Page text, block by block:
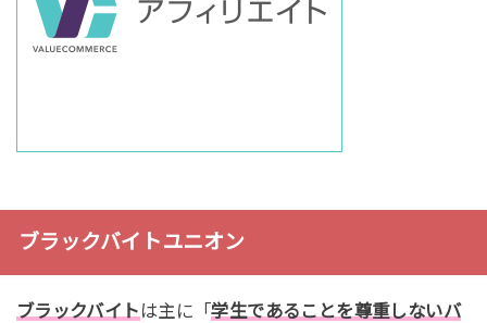
ブラックバイトユニオン
ブラックバイト は主に「学生であることを尊重しないバ